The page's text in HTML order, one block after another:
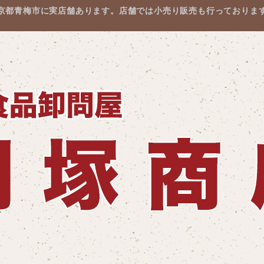
都青梅市に実店舗あります。店舗では小売り販売も行っておりま